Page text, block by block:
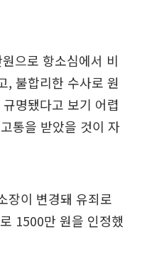
으로 항소심에서 비
, 불합리한 수사로 원
명됐다고 보기 어렵
통을 받았을 것이 자
장이 변경돼 유죄로
1500만 원을 인정했